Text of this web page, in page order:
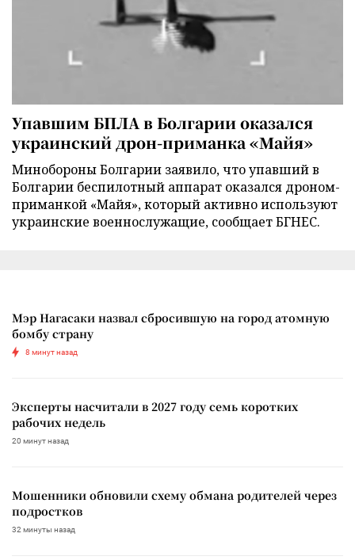
Упавшим БПЛА в Болгарии оказался
украинский дрон-приманка «Майя»
Минобороны Болгарии заявило, что упавший в
Болгарии беспилотный аппарат оказался дроном-
приманкой «Майя», который активно используют
украинские военнослужащие, сообщает БГНЕС.
Мэр Нагасаки назвал сбросившую на город атомную
бомбу страну
8 минут назад
Эксперты насчитали в 2027 году семь коротких
рабочих недель
20 минут назад
Мошенники обновили схему обмана родителей через
подростков
32 минуты назад